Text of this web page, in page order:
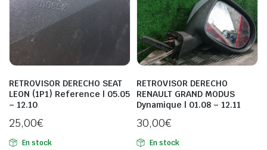
RETROVISOR DERECHO SEAT
LEON (1P1) Reference | 05.05
– 12.10
25,00€
En stock
RETROVISOR DERECHO
RENAULT GRAND MODUS
Dynamique | 01.08 – 12.11
30,00€
En stock